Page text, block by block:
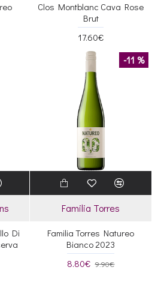
Clos Montblanc Cava Rose
Brut
17.60€
Di
-11 %
Familia Torres
Familia Torres Natureo
Bianco 2023
8.80€ 9.90€